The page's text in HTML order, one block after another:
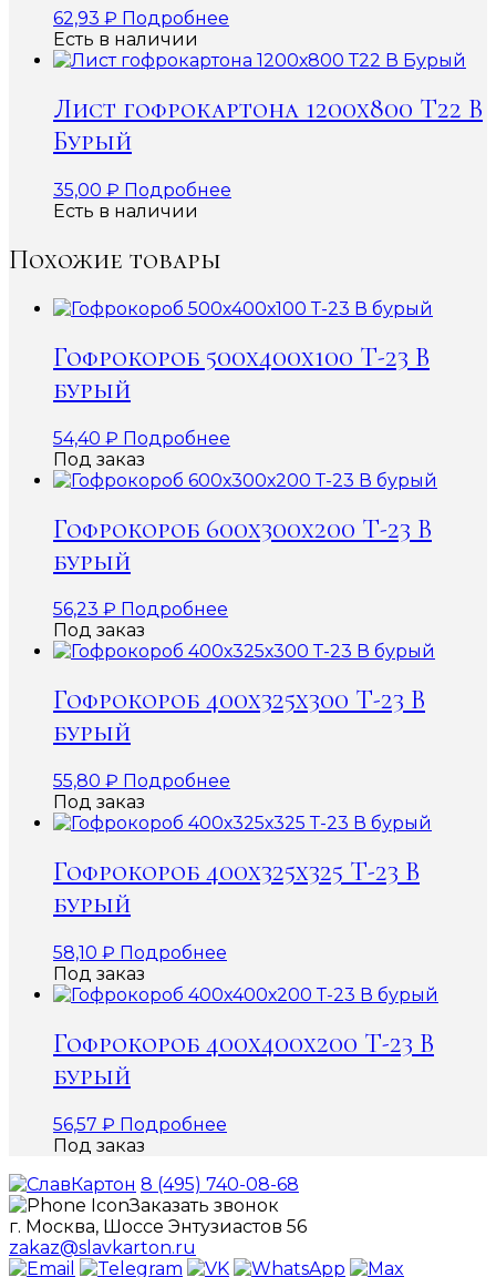
62,93 ₽ Подробнее
Есть в наличии
Лист гофрокартона 1200х800 Т22 В
Бурый
35,00 ₽ Подробнее
Есть в наличии
Похожие товары
Гофрокороб 500х400х100 Т-23 В
бурый
54,40 ₽ Подробнее
Под заказ
Гофрокороб 600х300х200 Т-23 В
бурый
56,23 ₽ Подробнее
Под заказ
Гофрокороб 400х325х300 Т-23 В
бурый
55,80 ₽ Подробнее
Под заказ
Гофрокороб 400х325х325 Т-23 В
бурый
58,10 ₽ Подробнее
Под заказ
Гофрокороб 400х400х200 Т-23 В
бурый
56,57 ₽ Подробнее
Под заказ
8 (495) 740-08-68
Заказать звонок
г. Москва, Шоссе Энтузиастов 56
zakaz@slavkarton.ru